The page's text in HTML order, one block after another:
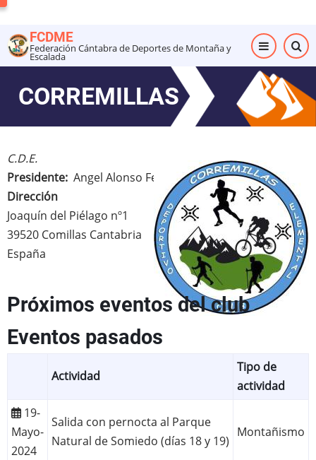
al
contenido
principal
FCDME
Federación Cántabra de Deportes de Montaña y
Escalada
CORREMILLAS
C.D.E.
Presidente Angel Alonso Fernández
Dirección
Joaquín del Piélago nº1
39520 Comillas Cantabria
España
Próximos eventos del club
Eventos pasados
Actividad
Tipo de
actividad
19-
Mayo-
2024
Salida con pernocta al Parque
Natural de Somiedo (días 18 y 19)
Montañismo